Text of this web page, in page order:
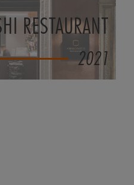
RESTAURANT
2021